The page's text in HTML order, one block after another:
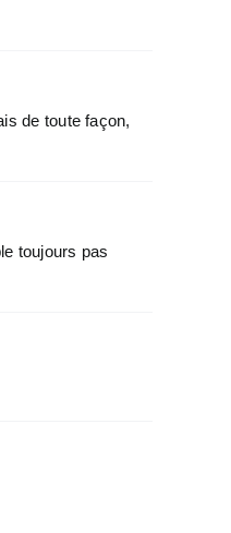
de toute façon,
toujours pas